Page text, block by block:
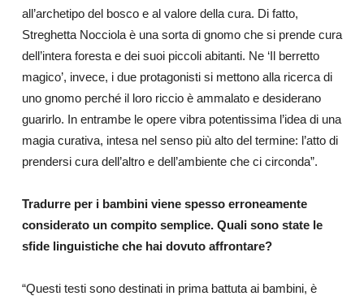
all’archetipo del bosco e al valore della cura. Di fatto,
Streghetta Nocciola è una sorta di gnomo che si prende cura
dell’intera foresta e dei suoi piccoli abitanti. Ne ‘Il berretto
magico’, invece, i due protagonisti si mettono alla ricerca di
uno gnomo perché il loro riccio è ammalato e desiderano
guarirlo. In entrambe le opere vibra potentissima l’idea di una
magia curativa, intesa nel senso più alto del termine: l’atto di
prendersi cura dell’altro e dell’ambiente che ci circonda”.
Tradurre per i bambini viene spesso erroneamente
considerato un compito semplice. Quali sono state le
sfide linguistiche che hai dovuto affrontare?
“Questi testi sono destinati in prima battuta ai bambini, è